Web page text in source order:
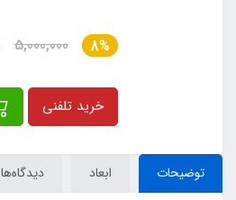
8%
5,000,000
خرید تلفنی
توضیحات ابعاد دیدگاه‌ها